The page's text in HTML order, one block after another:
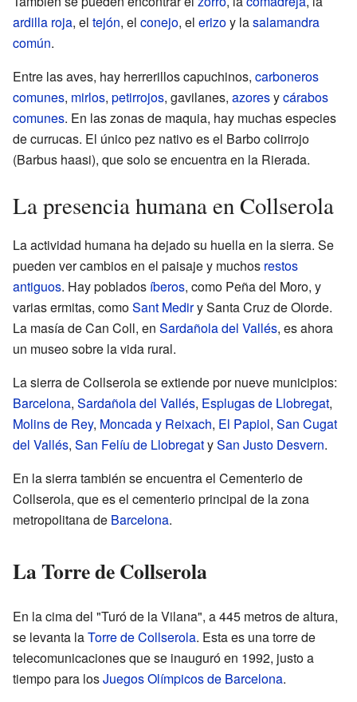
ardilla roja, el tejón, el conejo, el erizoy lasalamandra
común.
Entre las aves, hay herrerillos capuchinos, carboneros
comunes, mirlos, petirrojos, gavilanes, azoresycárabos
comunes. En las zonas de maquia, hay muchas especies
de currucas. El único pez nativo es el Barbo colirrojo
(Barbus haasi), que solo se encuentra en la Rierada.
La presencia humana en Collserola
La actividad humana ha dejado su huella en la sierra. Se
pueden ver cambios en el paisaje y muchos restos
antiguos. Hay poblados íberos, como Peña del Moro, y
varias ermitas, comoSant Mediry Santa Cruz de Olorde.
La masía de Can Coll, en Sardañola del Vallés, es ahora
un museo sobre la vida rural.
La sierra de Collserola se extiende por nueve municipios:
Barcelona, Sardañola del Vallés, Esplugas de Llobregat,
Molins de Rey, Moncada y Reixach, El Papiol, San Cugat
del Vallés, San Felíu de LlobregatySan Justo Desvern.
En la sierra también se encuentra el Cementerio de
Collserola, que es el cementerio principal de la zona
metropolitana de Barcelona.
La Torre de Collserola
En la cima del "Turó de la Vilana", a 445 metros de altura,
se levanta laTorre de Collserola. Esta es una torre de
telecomunicaciones que se inauguró en 1992, justo a
tiempo para losJuegos Olímpicos de Barcelona.